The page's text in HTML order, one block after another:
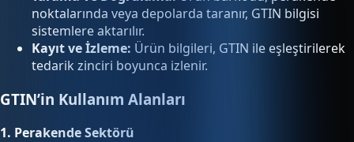
noktalarında veya depolarda taranır, GTIN bilgisi
sistemlere aktarılır.
Kayıt ve İzleme: Ürün bilgileri, GTIN ile eşleştirilerek
tedarik zinciri boyunca izlenir.
GTIN’in Kullanım Alanları
1. Perakende Sektörü